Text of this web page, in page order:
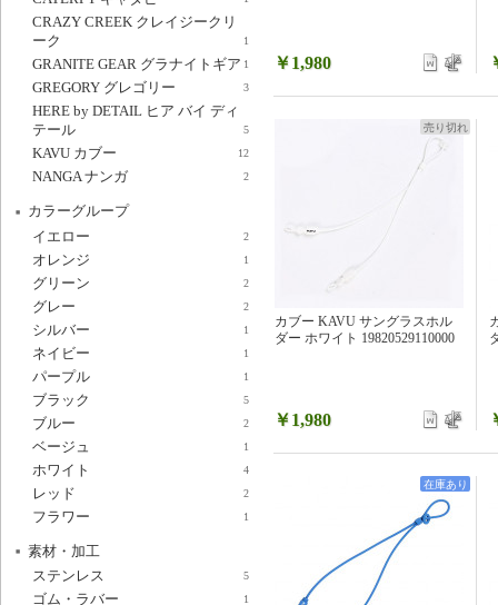
￥1,980
カブー KAVU サングラスホル
ダー ホワイト 19820529110000
￥1,980
売り切れ
在庫あり
CRAZY CREEK クレイジークリ
ーク
1
GRANITE GEAR グラナイトギア 1
GREGORY グレゴリー 3
HERE by DETAIL ヒア バイ ディ
テール
5
KAVU カブー 12
NANGA ナンガ 2
カラーグループ
イエロー
2
オレンジ 1
グリーン 2
グレー 2
シルバー 1
ネイビー 1
パープル 1
ブラック 5
ブルー 2
ベージュ 1
ホワイト 4
レッド 2
フラワー 1
素材・加工
ステンレス
5
ゴム・ラバー 1